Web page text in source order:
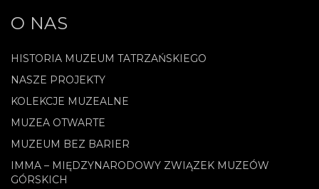
O NAS
HISTORIA MUZEUM TATRZAŃSKIEGO
NASZE PROJEKTY
KOLEKCJE MUZEALNE
MUZEA OTWARTE
MUZEUM BEZ BARIER
IMMA – MIĘDZYNARODOWY ZWIĄZEK MUZEÓW
GÓRSKICH